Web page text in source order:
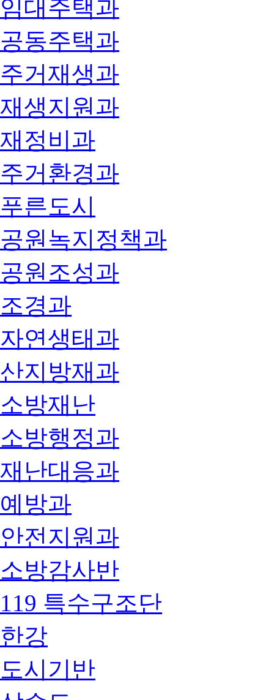
임대주택과
공동주택과
주거재생과
재생지원과
재정비과
주거환경과
푸른도시
공원녹지정책과
공원조성과
조경과
자연생태과
산지방재과
소방재난
소방행정과
재난대응과
예방과
안전지원과
소방감사반
119 특수구조단
한강
도시기반